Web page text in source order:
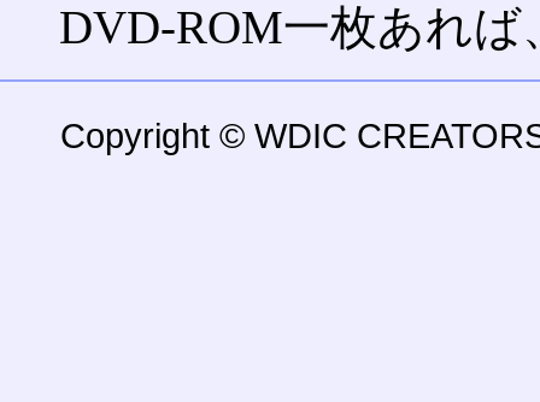
DVD-ROM一枚あれ
Copyright © WDIC